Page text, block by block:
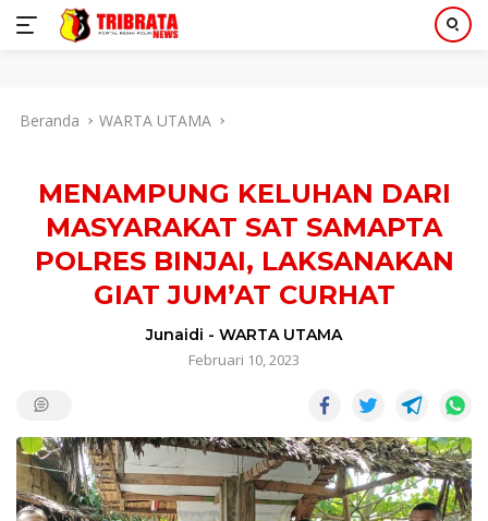
Beranda WARTA UTAMA
MENAMPUNG KELUHAN DARI
MASYARAKAT SAT SAMAPTA
POLRES BINJAI, LAKSANAKAN
GIAT JUM’AT CURHAT
Junaidi - WARTA UTAMA
Februari 10, 2023